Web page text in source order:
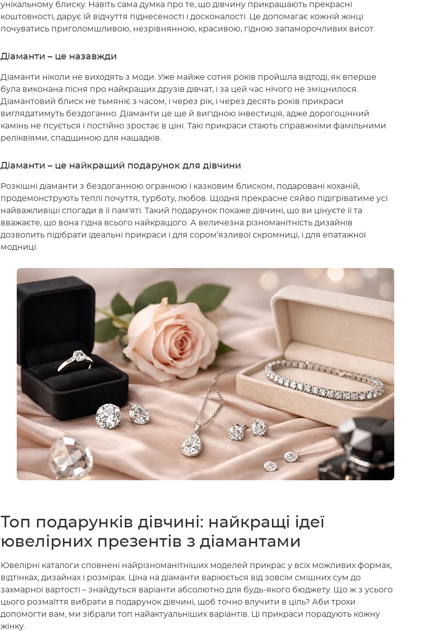
унікальному блиску. Навіть сама думка про те, що дівчину прикрашають прекрасні
коштовності, дарує їй відчуття піднесеності і досконалості. Це допомагає кожній жінці
почуватись приголомшливою, незрівнянною, красивою, гідною запаморочливих висот.
Діаманти – це назавжди
Діаманти ніколи не виходять з моди. Уже майже сотня років пройшла відтоді, як вперше
була виконана пісня про найкращих друзів дівчат, і за цей час нічого не зміцнилося.
Діамантовий блиск не тьмяніє з часом, і через рік, і через десять років прикраси
виглядатимуть бездоганно. Діаманти це ще й вигідною інвестиція, адже дорогоцінний
камінь не псується і постійно зростає в ціні. Такі прикраси стають справжніми фамільними
реліквіями, спадщиною для нащадків.
Діаманти – це найкращий подарунок для дівчини
Розкішні діаманти з бездоганною огранкою і казковим блиском, подаровані коханій,
продемонструють теплі почуття, турботу, любов. Щодня прекрасне сяйво підігріватиме усі
найважливіші спогади в її пам'яті. Такий подарунок покаже дівчині, що ви цінуєте її та
вважаєте, що вона гідна всього найкращого. А величезна різноманітність дизайнів
дозволить підібрати ідеальні прикраси і для сором’язливої скромниці, і для епатажної
модниці.
Топ подарунків дівчині: найкращі ідеї
ювелірних презентів з діамантами
Ювелірні каталоги сповнені найрізноманітніших моделей прикрас у всіх можливих формах,
відтінках, дизайнах і розмірах. Ціна на діаманти варіюється від зовсім смішних сум до
захмарної вартості – знайдуться варіанти абсолютно для будь-якого бюджету. Що ж з усього
цього розмаїття вибрати в подарунок дівчині, щоб точно влучити в ціль? Аби трохи
допомогти вам, ми зібрали топ найактуальніших варіантів. Ці прикраси порадують кожну
жінку.